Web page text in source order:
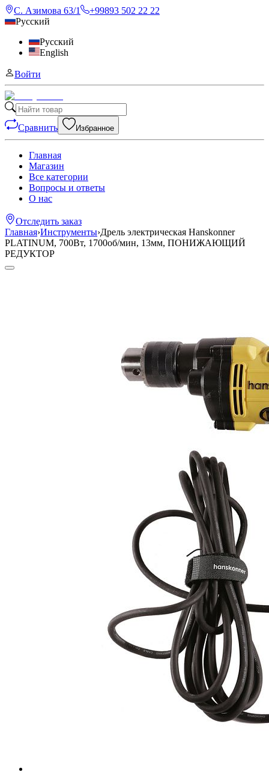
С. Азимова 63/1
+99893 502 22 22
Русский
Русский
English
Войти
Сравнить Избранное
Главная
Магазин
Все категории
Вопросы и ответы
О нас
Отследить заказ
Главная›Инструменты›Дрель электрическая Hanskonner
PLATINUM, 700Вт, 1700об/мин, 13мм, ПОНИЖАЮЩИЙ
РЕДУКТОР